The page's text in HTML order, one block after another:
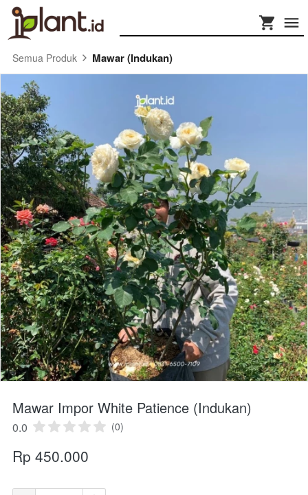
Semua Produk Mawar (Indukan)
Mawar Impor White Patience (Indukan)
0.0 (0)
Rp 450.000